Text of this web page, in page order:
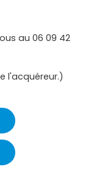
au 06 09 42
l'acquéreur.)